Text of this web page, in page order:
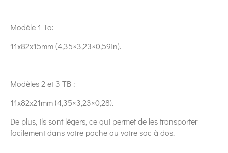
Modèle 1 To:
11x82x15mm (4,35×3,23×0,59in).
Modèles 2 et 3 TB :
11x82x21mm (4,35×3,23×0,28).
De plus, ils sont légers, ce qui permet de les transporter
facilement dans votre poche ou votre sac à dos.